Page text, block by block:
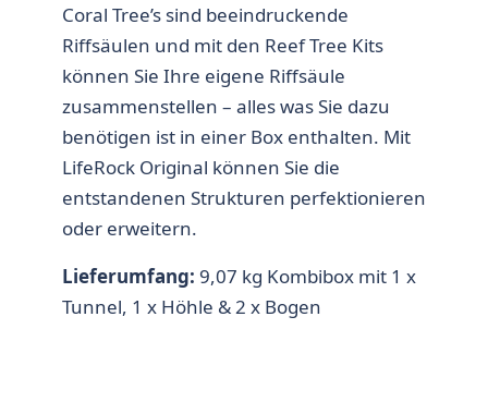
Coral Tree’s sind beeindruckende
Riffsäulen und mit den Reef Tree Kits
können Sie Ihre eigene Riffsäule
zusammenstellen – alles was Sie dazu
benötigen ist in einer Box enthalten. Mit
LifeRock Original können Sie die
entstandenen Strukturen perfektionieren
oder erweitern.
Lieferumfang: 9,07 kg Kombibox mit 1 x
Tunnel, 1 x Höhle & 2 x Bogen